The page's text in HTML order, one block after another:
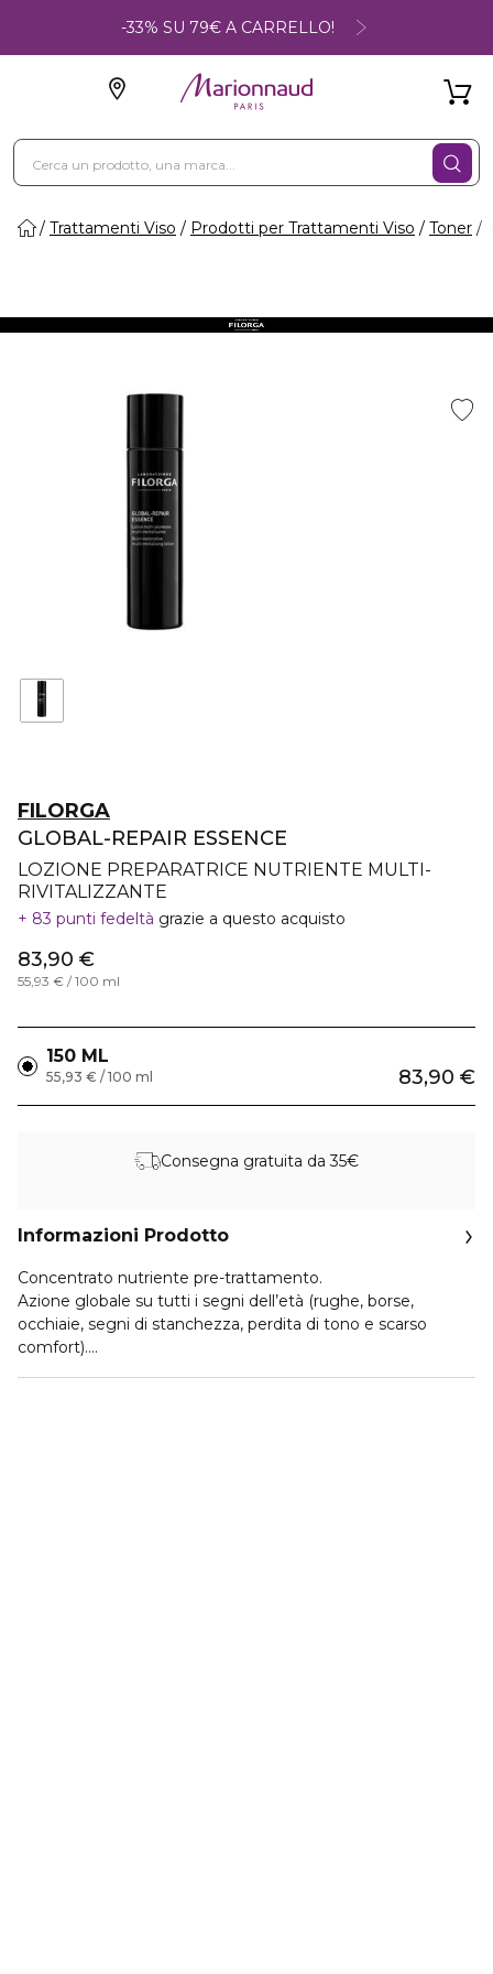
-33% SU 79€ A CARRELLO!
Trattamenti Viso Prodotti per Trattamenti Viso Toner
FILORGA
GLOBAL-REPAIR ESSENCE
LOZIONE PREPARATRICE NUTRIENTE MULTI-
RIVITALIZZANTE
83 punti fedeltà grazie a questo acquisto
83,90 €
55,93 € / 100 ml
150 ML
83,90 €
55,93 € / 100 ml
Consegna gratuita da 35€
Informazioni Prodotto
Concentrato nutriente pre-trattamento.
Azione globale su tutti i segni dell’età (rughe, borse,
occhiaie, segni di stanchezza, perdita di tono e scarso
comfort).